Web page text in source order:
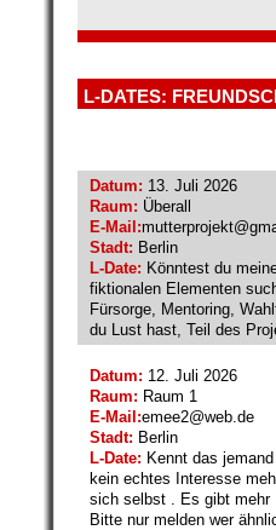
L-DATES:
Datum: 13. Juli 2026
Raum: Überall
E-Mail:mutterprojekt@
Stadt: Berlin
L-Date: Könntest du
fiktionalen Elementen
Fürsorge, Mentoring,
du Lust hast, Teil des
Datum: 12. Juli 2026
Raum: Raum 1
E-Mail:emee2@web.de
Stadt: Berlin
L-Date: Kennt das
kein echtes Interesse
sich selbst . Es gibt mehr
Bitte nur melden wer